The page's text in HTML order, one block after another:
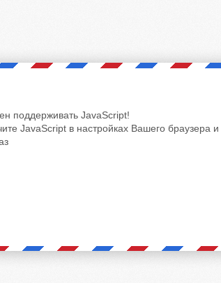
поддерживать JavaScript!
JavaScript в настройках Вашего браузера и